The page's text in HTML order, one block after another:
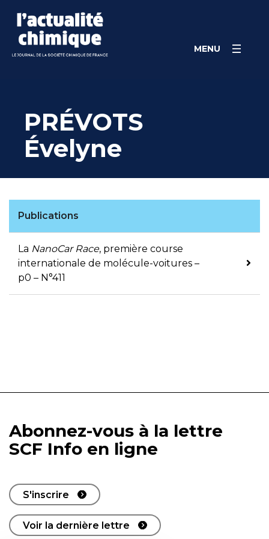
content
MENU
PRÉVOTS
Évelyne
Publications
La NanoCar Race, première course
internationale de molécule-voitures –
p0 – N°411
Abonnez-vous à la lettre
SCF Info en ligne
S'inscrire
Voir la dernière lettre